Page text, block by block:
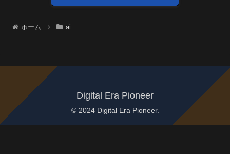
ホーム ai
Digital Era Pioneer
© 2024 Digital Era Pioneer.